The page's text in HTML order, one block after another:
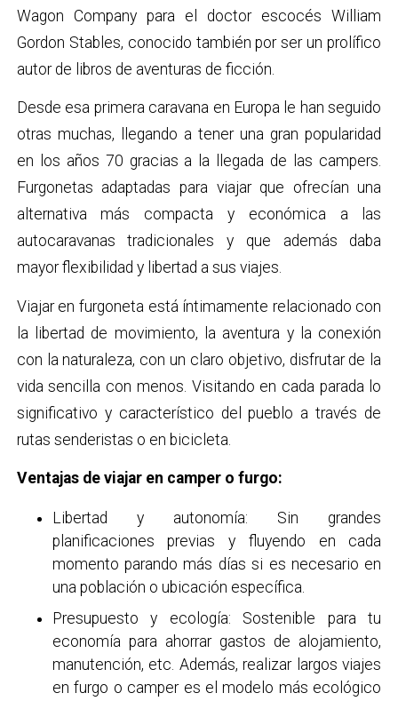
Wagon Company para el doctor escocés William
Gordon Stables, conocido también por ser un prolífico
autor de libros de aventuras de ficción.
Desde esa primera caravana en Europa le han seguido
otras muchas, llegando a tener una gran popularidad
en los años 70 gracias a la llegada de las campers.
Furgonetas adaptadas para viajar que ofrecían una
alternativa más compacta y económica a las
autocaravanas tradicionales y que además daba
mayor flexibilidad y libertad a sus viajes.
Viajar en furgoneta está íntimamente relacionado con
la libertad de movimiento, la aventura y la conexión
con la naturaleza, con un claro objetivo, disfrutar de la
vida sencilla con menos. Visitando en cada parada lo
significativo y característico del pueblo a través de
rutas senderistas o en bicicleta.
Ventajas de viajar en camper o furgo:
Libertad y autonomía: Sin grandes
planificaciones previas y fluyendo en cada
momento parando más días si es necesario en
una población o ubicación específica.
Presupuesto y ecología: Sostenible para tu
economía para ahorrar gastos de alojamiento,
manutención, etc. Además, realizar largos viajes
en furgo o camper es el modelo más ecológico